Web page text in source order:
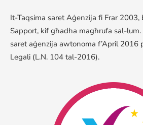
It-Taqsima saret Aġenzija fi Frar 2003,
Sapport, kif għadha magħrufa sal-
saret aġenzija awtonoma f’April 2016
Legali (L.N. 104 tal-2016).